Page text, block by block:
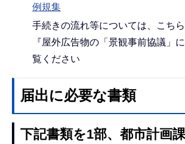
例規集
手続きの流れ等については、こち
『屋外広告物の「景観事前協議」
覧ください
届出に必要な書類
下記書類を1部、都市計画